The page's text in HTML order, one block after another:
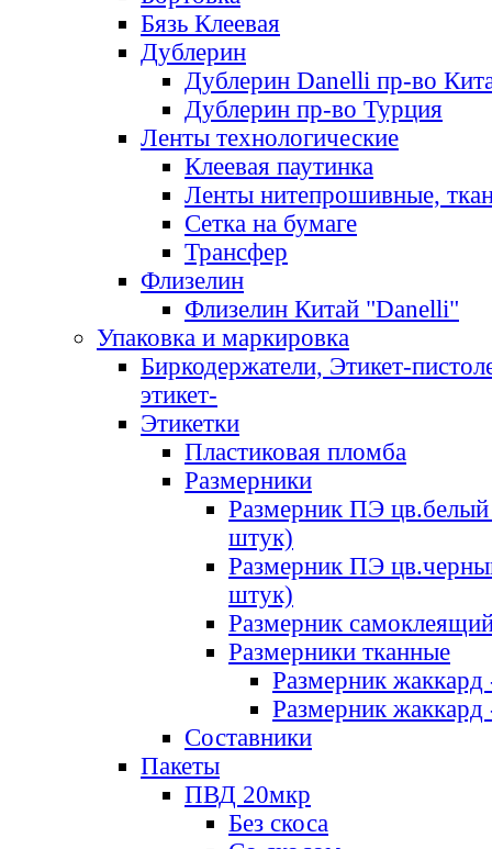
Бязь Клеевая
Дублерин
Дублерин Danelli пр-во
Дублерин пр-во Турция
Ленты технологические
Клеевая паутинка
Ленты нитепрошивные,
Сетка на бумаге
Трансфер
Флизелин
Флизелин Китай "Danelli"
Упаковка и маркировка
Биркодержатели, Этикет-
этикет-
Этикетки
Пластиковая пломба
Размерники
Размерник ПЭ цв.белый
штук)
Размерник ПЭ
штук)
Размерник
Размерники тканные
Размерник
Размерник
Составники
Пакеты
ПВД 20мкр
Без скоса